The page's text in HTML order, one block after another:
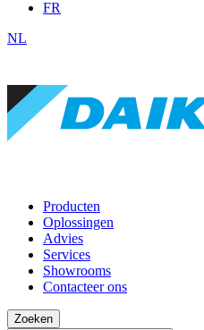
FR
NL
Producten
Oplossingen
Advies
Services
Showrooms
Contacteer ons
Zoeken